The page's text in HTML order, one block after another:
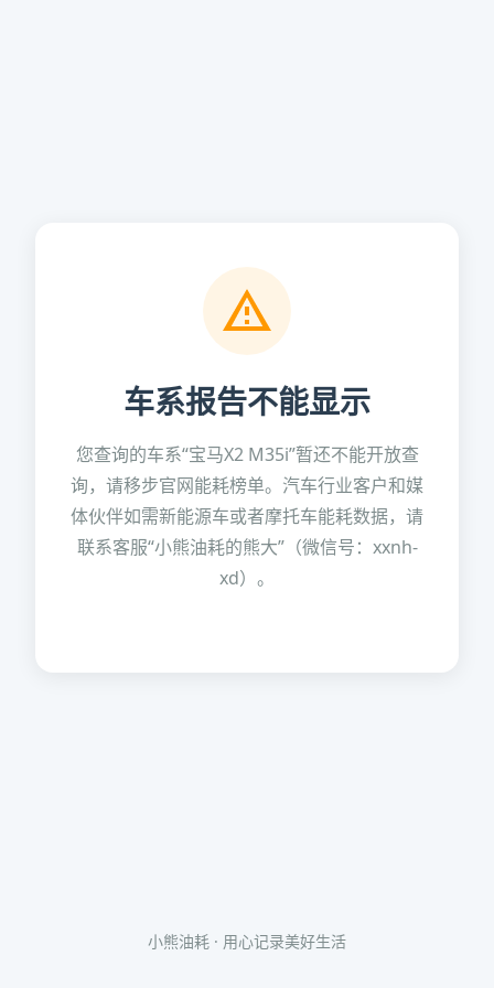
车系报告不能显示
您查询的车系“宝马X2 M35i”暂还不能开放查
询，请移步官网能耗榜单。汽车行业客户和媒
体伙伴如需新能源车或者摩托车能耗数据，请
联系客服“小熊油耗的熊大”（微信号：xxnh-
xd）。
小熊油耗 · 用心记录美好生活